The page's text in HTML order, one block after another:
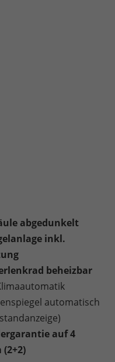
abgedunkelt
inkl.
beheizbar
automatisch
auf 4